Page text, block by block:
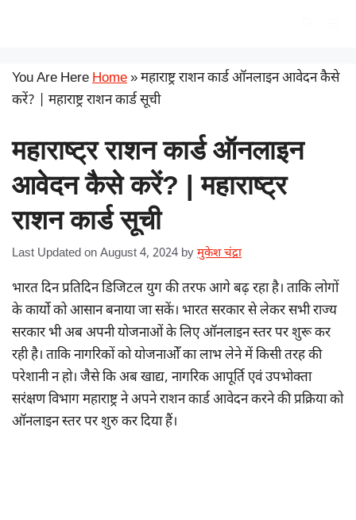
You Are HereHome»महाराष्ट्र राशन कार्ड ऑनलाइन आवेदन कैसे
करें? | महाराष्ट्र राशन कार्ड सूची
महाराष्ट्र राशन कार्ड ऑनलाइन
आवेदन कैसे करें? | महाराष्ट्र
राशन कार्ड सूची
Last Updated on August 4, 2024 by मुकेश चंद्रा
भारत दिन प्रतिदिन डिजिटल युग की तरफ आगे बढ़ रहा है। ताकि लोगों
के कार्यो को आसान बनाया जा सकें। भारत सरकार से लेकर सभी राज्य
सरकार भी अब अपनी योजनाओं के लिए ऑनलाइन स्तर पर शुरू कर
रही है। ताकि नागरिकों को योजनाओँ का लाभ लेने में किसी तरह की
परेशानी न हो। जैसे कि अब खाद्य, नागरिक आपूर्ति एवं उपभोक्ता
सरंक्षण विभाग महाराष्ट्र ने अपने राशन कार्ड आवेदन करने की प्रक्रिया को
ऑनलाइन स्तर पर शुरु कर दिया हैं।